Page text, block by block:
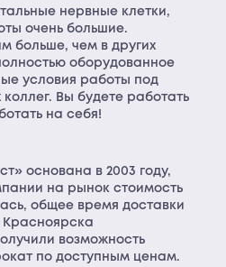
нервные клетки,
очень большие.
больше, чем в других
оборудованное
условия работы под
Вы будете работать
на себя!
основана в 2003 году,
на рынок стоимость
общее время доставки
Красноярска
возможность
по доступным ценам.